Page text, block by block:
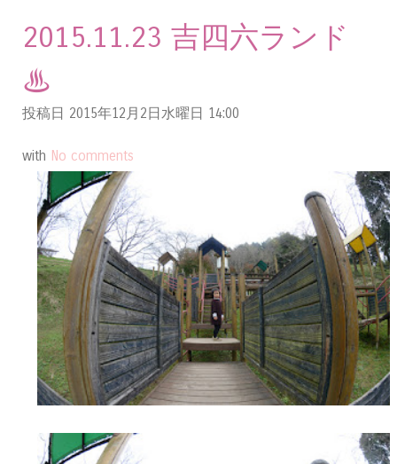
2015.11.23 吉四六ランド
♨︎
投稿日 2015年12月2日水曜日 14:00
with No comments